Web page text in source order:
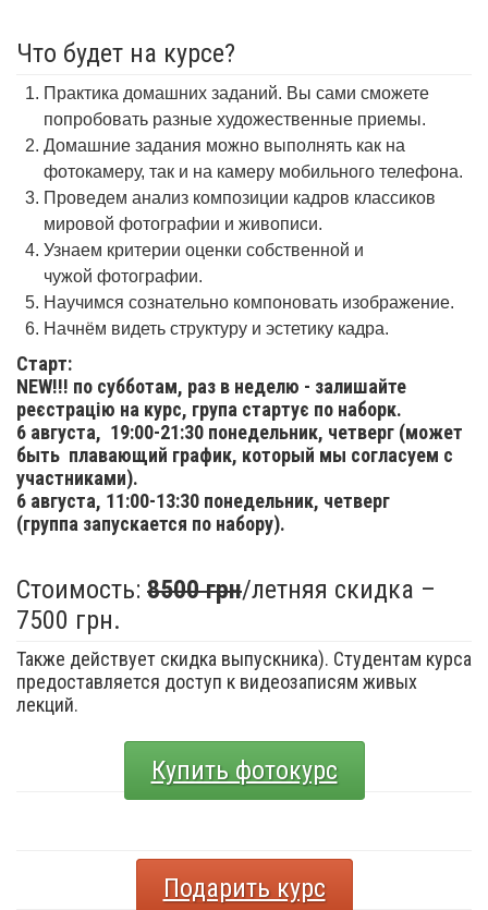
Что будет на курсе?
Практика домашних заданий. Вы сами сможете
попробовать разные художественные приемы.
Домашние задания можно выполнять как на
фотокамеру, так и на камеру мобильного телефона.
Проведем анализ композиции кадров классиков
мировой фотографии и живописи.
Узнаем критерии оценки собственной и
чужой фотографии.
Научимся сознательно компоновать изображение.
Начнём видеть структуру и эстетику кадра.
Старт:
NEW!!! по субботам, раз в неделю - залишайте
реєстрацію на курс, група стартує по наборк.
6 августа, 19:00-21:30 понедельник, четверг (может
быть плавающий график, который мы согласуем с
участниками).
6 августа, 11:00-13:30 понедельник, четверг
(группа запускается по набору).
Стоимость: 8500 грн/летняя скидка –
7500 грн.
Также действует скидка выпускника). Студентам курса
предоставляется доступ к видеозаписям живых
лекций.
Купить фотокурс
Подарить курс